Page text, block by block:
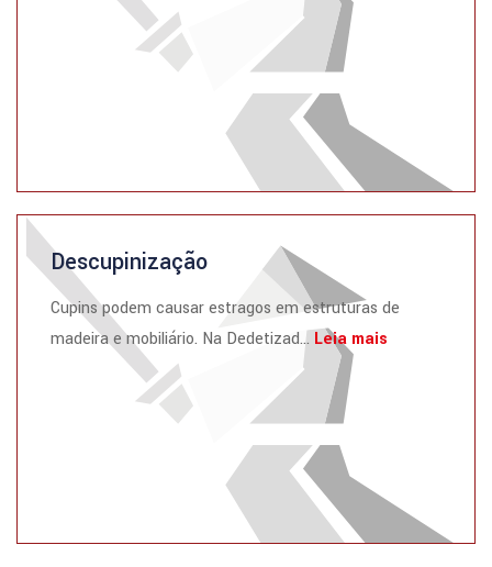
Descupinização
Cupins podem causar estragos em estruturas de
madeira e mobiliário. Na Dedetizad... Leia mais